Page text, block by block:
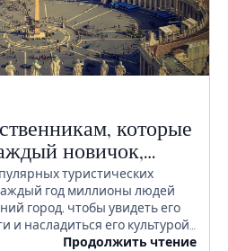
которые
новичок,
в Рим
туристических
год миллионы людей
город, чтобы увидеть его
и насладиться его культурой.
Рим в ближайшее
Продолжить чтение